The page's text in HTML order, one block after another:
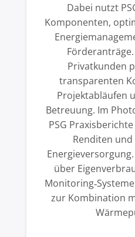
Dabei nutzt
Komponenten,
Privatkunden
transparenten
Projektabläufen
Betreuung. Im
PSG
Renditen
über
zur Kombination